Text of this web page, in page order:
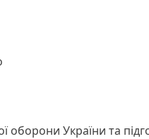
України та